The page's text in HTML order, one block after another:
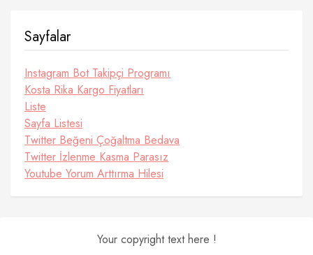
Sayfalar
Instagram Bot Takipçi Programı
Kosta Rika Kargo Fiyatları
Liste
Sayfa Listesi
Twitter Beğeni Çoğaltma Bedava
Twitter İzlenme Kasma Parasız
Youtube Yorum Arttırma Hilesi
Your copyright text here !